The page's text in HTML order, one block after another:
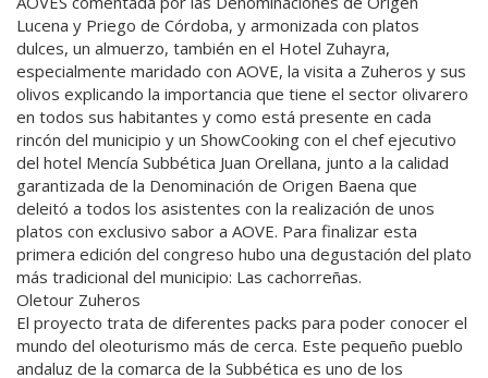
Lucena y Priego de Córdoba, y armonizada con platos
dulces, un almuerzo, también en el Hotel Zuhayra,
especialmente maridado con AOVE, la visita a Zuheros y sus
olivos explicando la importancia que tiene el sector olivarero
en todos sus habitantes y como está presente en cada
rincón del municipio y un ShowCooking con el chef ejecutivo
del hotel Mencía Subbética Juan Orellana, junto a la calidad
garantizada de la Denominación de Origen Baena que
deleitó a todos los asistentes con la realización de unos
platos con exclusivo sabor a AOVE. Para finalizar esta
primera edición del congreso hubo una degustación del plato
más tradicional del municipio: Las cachorreñas.
Oletour Zuheros
El proyecto trata de diferentes packs para poder conocer el
mundo del oleoturismo más de cerca. Este pequeño pueblo
andaluz de la comarca de la Subbética es uno de los